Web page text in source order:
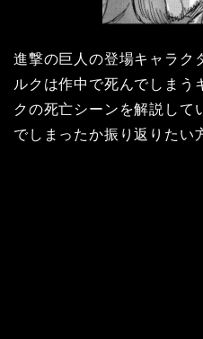
進撃の巨人の登場キャラク
ルクは作中で死んでしまう
クの死亡シーンを解説して
でしまったか振り返りたい